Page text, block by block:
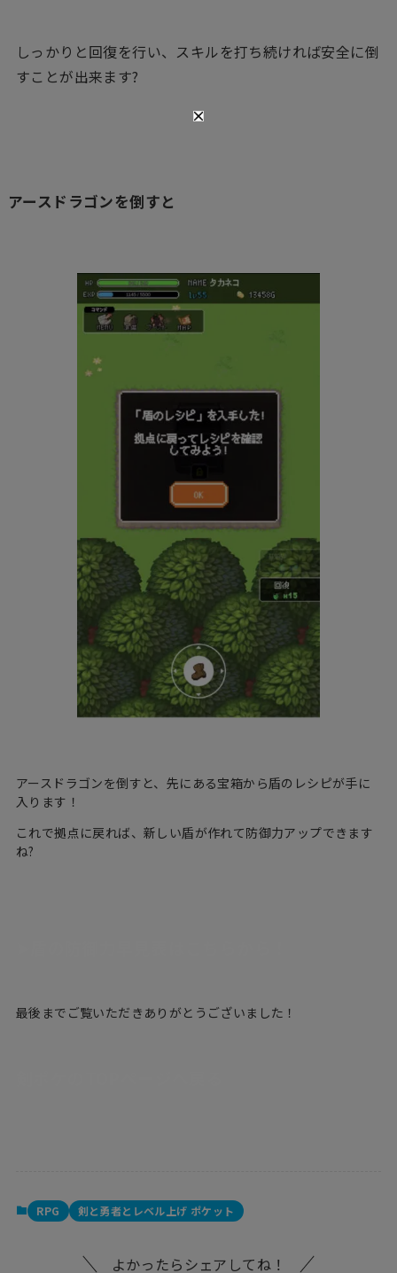
しっかりと回復を行い、スキルを打ち続ければ安全に倒
すことが出来ます?
アースドラゴンを倒すと
アースドラゴンを倒すと、先にある宝箱から盾のレシピが手に
入ります！
これで拠点に戻れば、新しい盾が作れて防御力アップできます
ね?
最後までご覧いただきありがとうございました！
RPG 剣と勇者とレベル上げ ポケット
よかったらシェアしてね！